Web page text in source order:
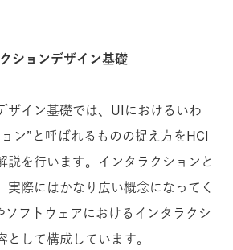
ションデザイン基礎
ザイン基礎では、UIにおけるいわ
ン”と呼ばれるものの捉え方をHCI
説を行います。インタラクションと
実際にはかなり広い概念になってく
ソフトウェアにおけるインタラクシ
として構成しています。